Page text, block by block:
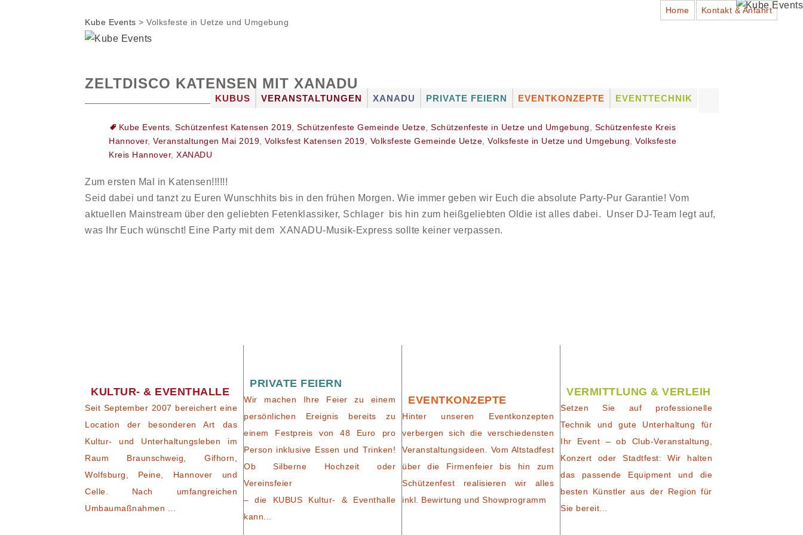
Home Kontakt & Anfahrt
Zum
springen
KUBUS
FOTOGALERIEN
VERANSTALTUNGEN
FOTOGALERIEN
XANADU
EXPRESS
DJ BUCHEN
PRIVATE FEIERN
SHUTTLE-SERVICE
EVENTKONZEPTE
SCHÜTZENFESTE
EVENTTECHNIK
EQUIPMENT
LICHTTECHNIK
VERMIETUNG (DRY HIRE)
EQUIPMENT
Kube Events > Volksfeste in Uetze und Umgebung
ZELTDISCO KATENSEN MIT XANADU
Kube Events Schützenfest Katensen 2019 Schützenfeste Gemeinde Uetze Schützenfeste in Uetze und Umgebung
Schützenfeste Kreis
Hannover, Veranstaltungen Mai 2019 Volksfest Katensen 2019 Volksfeste Gemeinde Uetze Volksfeste in Uetze und Umgebung
Volksfeste
Kreis Hannover, XANADU
Zum ersten Mal in Katensen!!!!!!
Seid dabei und tanzt zu Euren Wunschhits bis in den frühen Morgen. Wie immer geben wir Euch die absolute Party-Pur Garantie! Vom
aktuellen Mainstream über den geliebten Fetenklassiker, Schlager bis hin zum heißgeliebten Oldie ist alles dabei. Unser DJ-Team legt auf,
was Ihr Euch wünscht! Eine Party mit dem XANADU-Musik-Express sollte keiner verpassen.
KULTUR- & EVENTHALLE
Seit September 2007 bereichert eine
Location der besonderen Art das
Kultur- und Unterhaltungsleben im
Raum Braunschweig, Gifhorn,
Wolfsburg, Peine, Hannover und
Celle. Nach umfangreichen
Umbaumaßnahmen ...
PRIVATE FEIERN
Wir machen Ihre Feier zu einem
persönlichen Ereignis bereits zu
einem Festpreis von 48 Euro pro
Person inklusive Essen und Trinken!
Ob Silberne Hochzeit oder
Vereinsfeier
– die KUBUS Kultur- & Eventhalle
kann...
EVENTKONZEPTE
Hinter unseren Eventkonzepten
verbergen sich die verschiedensten
Veranstaltungsideen. Vom Altstadfest
über die Firmenfeier bis hin zum
Schützenfest realisieren wir alles
inkl. Bewirtung und Showprogramm
VERMITTLUNG & VERLEIH
Setzen Sie auf professionelle
Technik und gute Unterhaltung für
Ihr Event – ob Club-Veranstaltung,
Konzert oder Stadtfest: Wir halten
das passende Equipment und die
besten Künstler aus der Region für
Sie bereit...